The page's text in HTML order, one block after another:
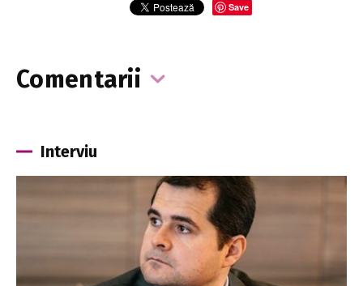
Save
Comentarii
Interviu